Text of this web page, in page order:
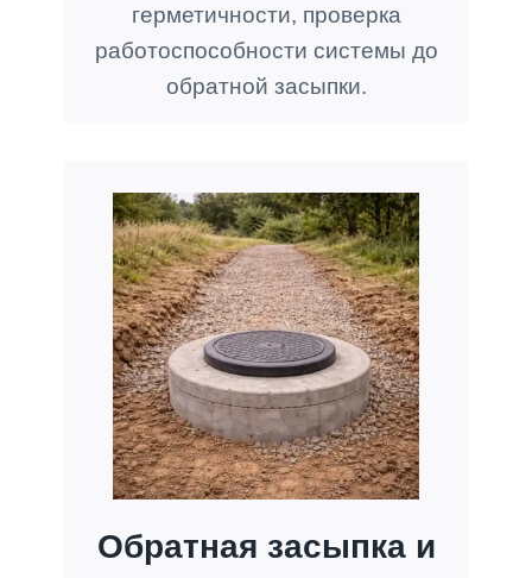
герметичности, проверка
работоспособности системы до
обратной засыпки.
Обратная засыпка и